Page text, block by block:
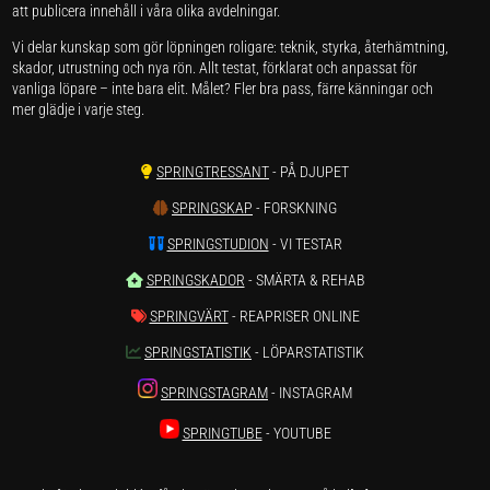
att publicera innehåll i våra olika avdelningar.
Vi delar kunskap som gör löpningen roligare: teknik, styrka, återhämtning,
skador, utrustning och nya rön. Allt testat, förklarat och anpassat för
vanliga löpare – inte bara elit. Målet? Fler bra pass, färre känningar och
mer glädje i varje steg.
SPRINGTRESSANT- PÅ DJUPET
SPRINGSKAP - FORSKNING
SPRINGSTUDION - VI TESTAR
SPRINGSKADOR - SMÄRTA & REHAB
SPRINGVÄRT- REAPRISER ONLINE
SPRINGSTATISTIK - LÖPARSTATISTIK
SPRINGSTAGRAM- INSTAGRAM
SPRINGTUBE- YOUTUBE